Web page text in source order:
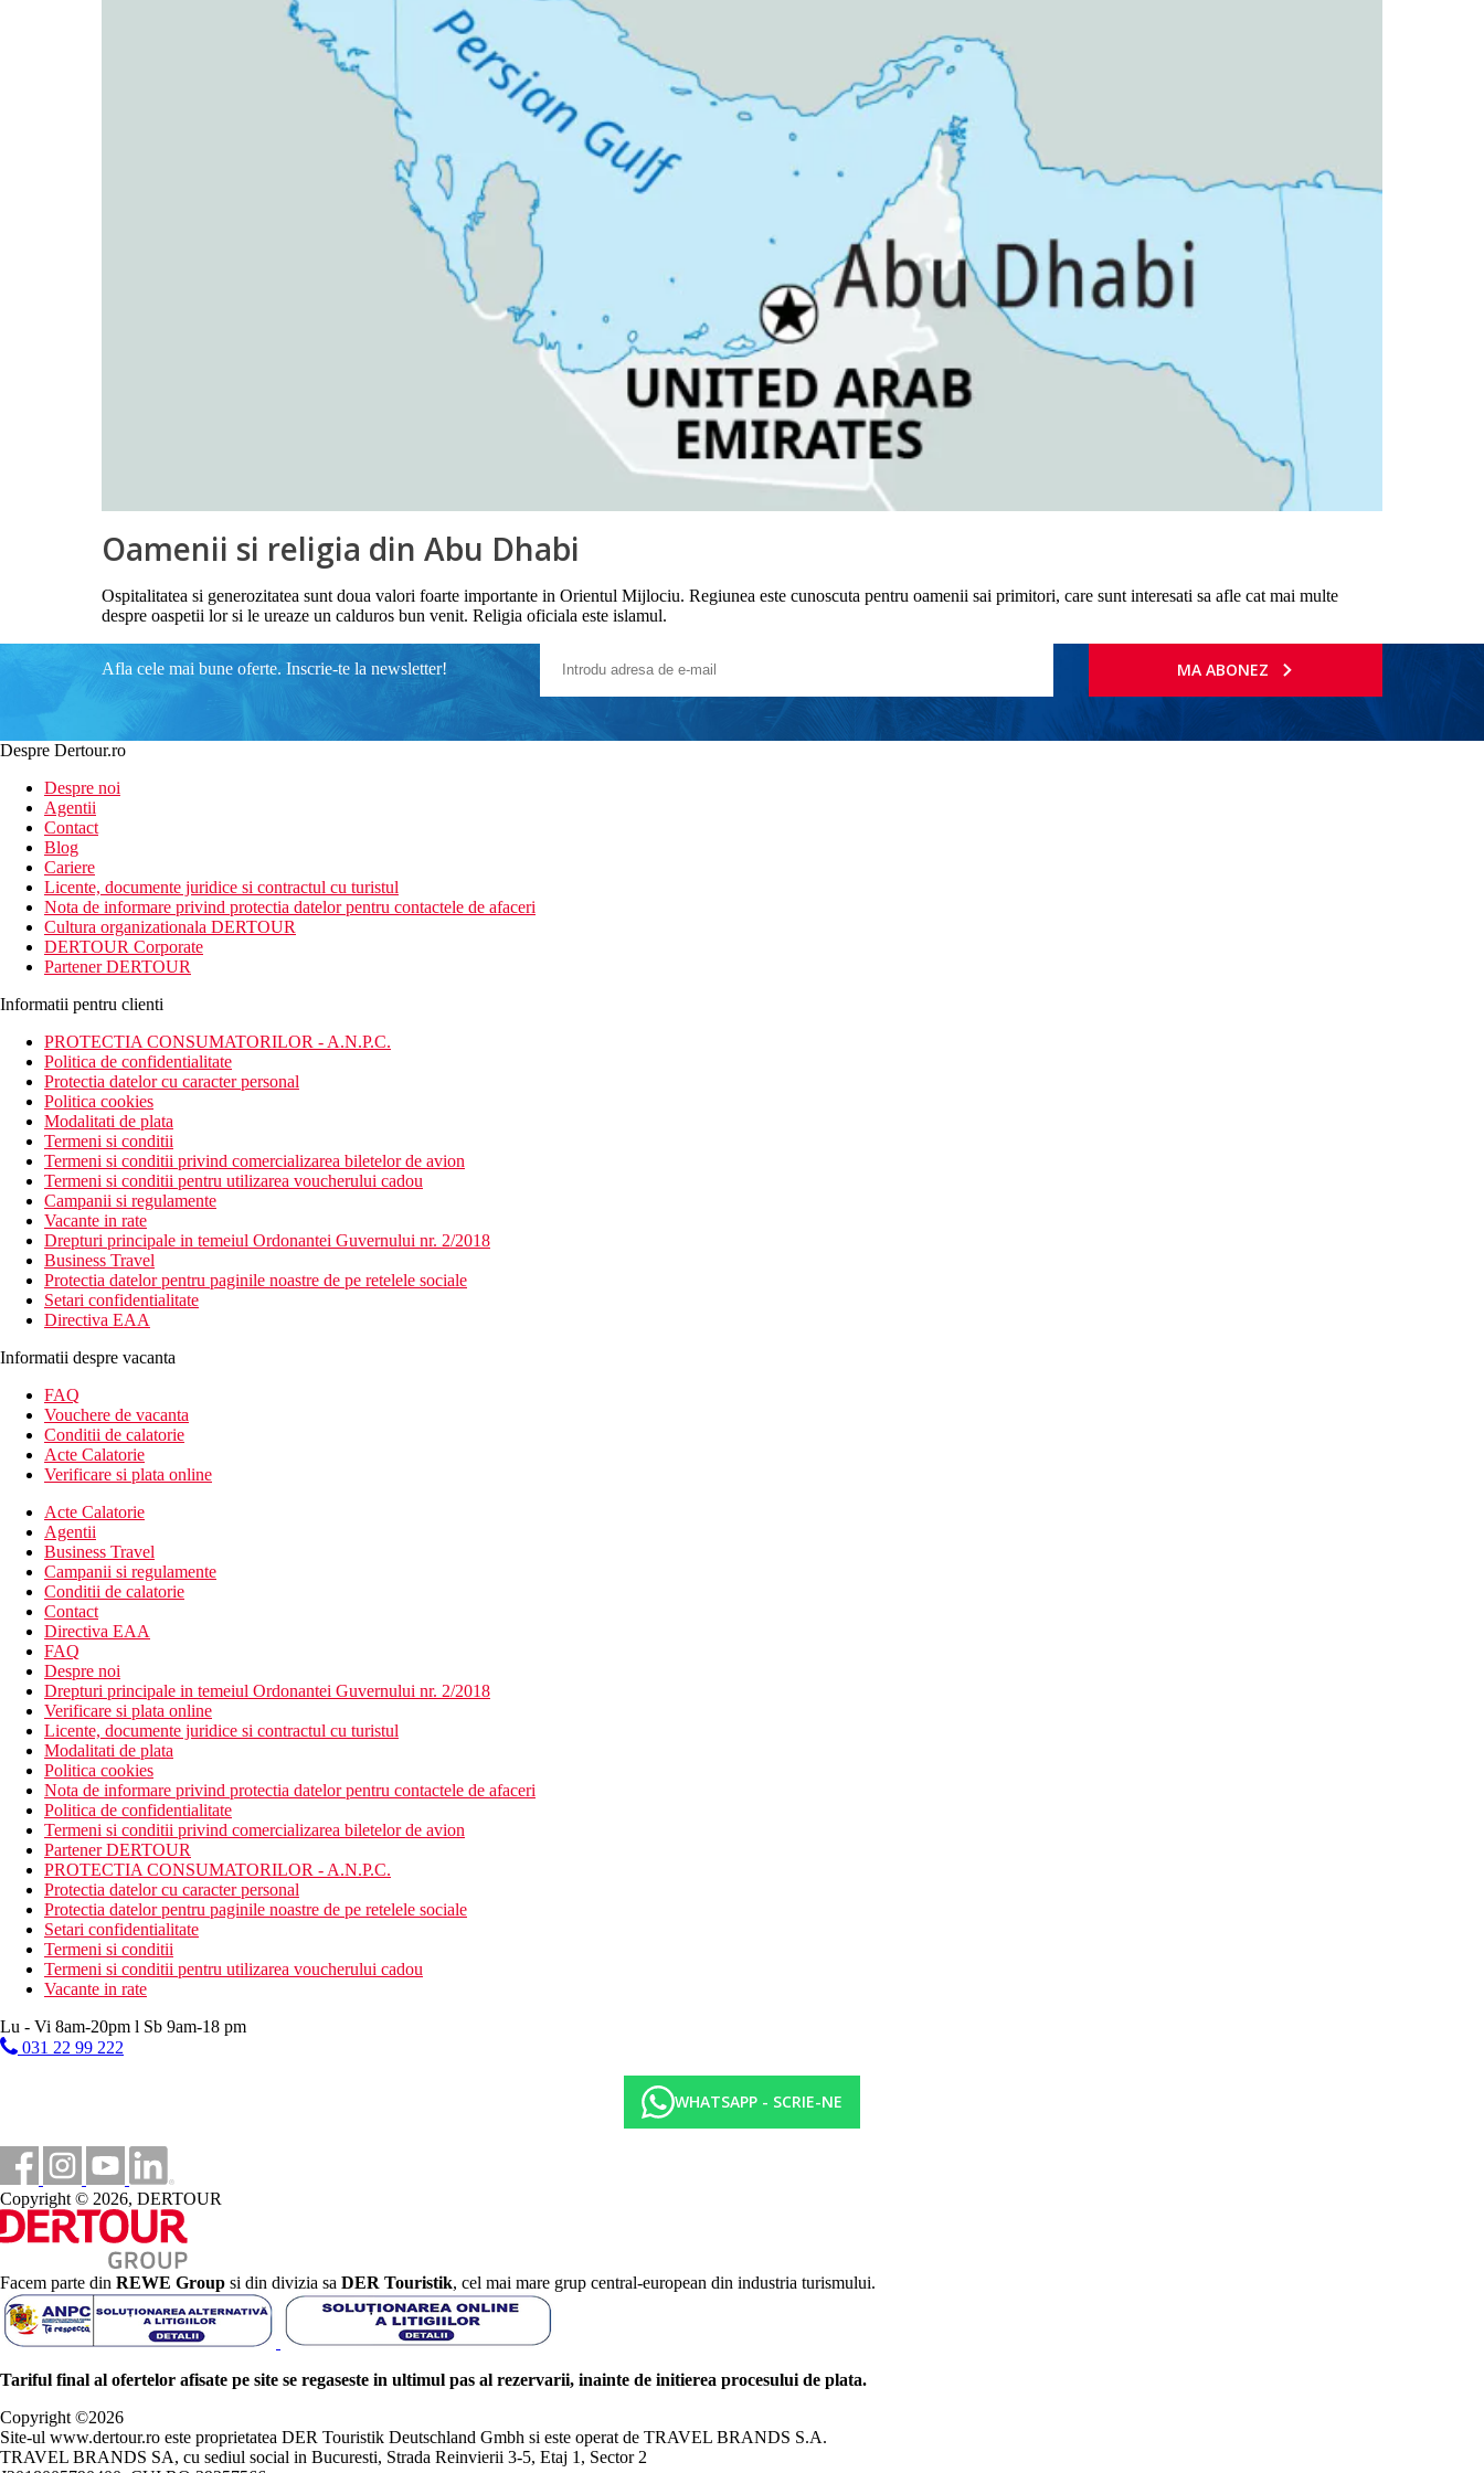
Oamenii si religia din Abu Dhabi
Ospitalitatea si generozitatea sunt doua valori foarte importante in Orientul Mijlociu. Regiunea este cunoscuta pentru oamenii sai primitori, care sunt interesati sa afle cat mai multe
despre oaspetii lor si le ureaze un calduros bun venit. Religia oficiala este islamul.
Afla cele mai bune oferte. Inscrie-te la newsletter! MA ABONEZ
Despre Dertour.ro
Despre noi
Agentii
Contact
Blog
Cariere
Licente, documente juridice si contractul cu turistul
Nota de informare privind protectia datelor pentru contactele de afaceri
Cultura organizationala DERTOUR
DERTOUR Corporate
Partener DERTOUR
Informatii pentru clienti
PROTECTIA CONSUMATORILOR - A.N.P.C.
Politica de confidentialitate
Protectia datelor cu caracter personal
Politica cookies
Modalitati de plata
Termeni si conditii
Termeni si conditii privind comercializarea biletelor de avion
Termeni si conditii pentru utilizarea voucherului cadou
Campanii si regulamente
Vacante in rate
Drepturi principale in temeiul Ordonantei Guvernului nr. 2/2018
Business Travel
Protectia datelor pentru paginile noastre de pe retelele sociale
Setari confidentialitate
Directiva EAA
Informatii despre vacanta
FAQ
Vouchere de vacanta
Conditii de calatorie
Acte Calatorie
Verificare si plata online
Acte Calatorie
Agentii
Business Travel
Campanii si regulamente
Conditii de calatorie
Contact
Directiva EAA
FAQ
Despre noi
Drepturi principale in temeiul Ordonantei Guvernului nr. 2/2018
Verificare si plata online
Licente, documente juridice si contractul cu turistul
Modalitati de plata
Politica cookies
Nota de informare privind protectia datelor pentru contactele de afaceri
Politica de confidentialitate
Termeni si conditii privind comercializarea biletelor de avion
Partener DERTOUR
PROTECTIA CONSUMATORILOR - A.N.P.C.
Protectia datelor cu caracter personal
Protectia datelor pentru paginile noastre de pe retelele sociale
Setari confidentialitate
Termeni si conditii
Termeni si conditii pentru utilizarea voucherului cadou
Vacante in rate
Lu - Vi 8am-20pm l Sb 9am-18 pm
031 22 99 222
WHATSAPP - SCRIE-NE
Copyright © 2026, DERTOUR
Facem parte din REWE Group si din divizia sa DER Touristik, cel mai mare grup central-european din industria turismului.
Tariful final al ofertelor afisate pe site se regaseste in ultimul pas al rezervarii, inainte de initierea procesului de plata.
Copyright ©2026
Site-ul www.dertour.ro este proprietatea DER Touristik Deutschland Gmbh si este operat de TRAVEL BRANDS S.A.
TRAVEL BRANDS SA, cu sediul social in Bucuresti, Strada Reinvierii 3-5, Etaj 1, Sector 2